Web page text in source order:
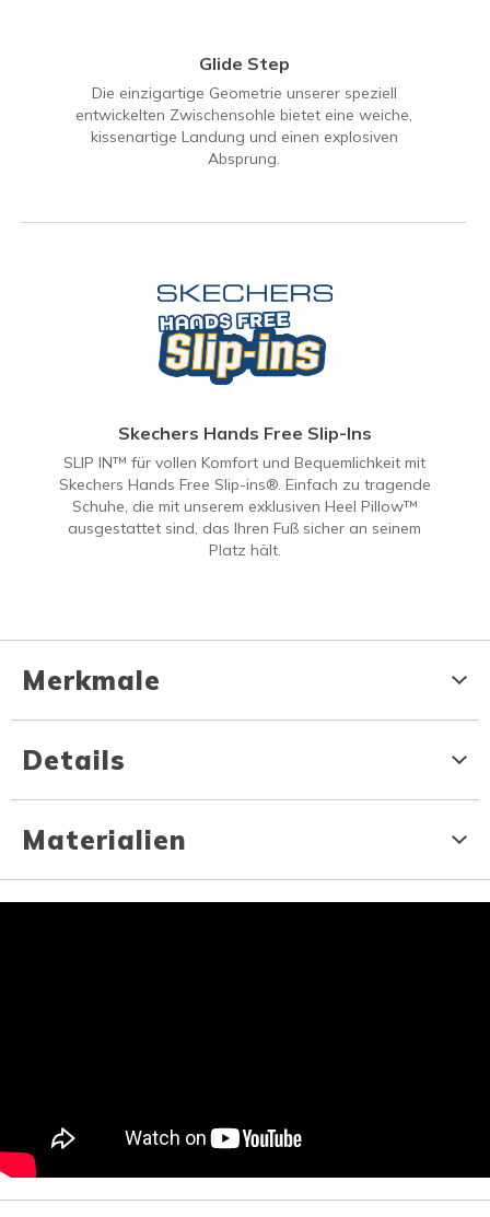
Glide Step
Die einzigartige Geometrie unserer speziell
entwickelten Zwischensohle bietet eine weiche,
kissenartige Landung und einen explosiven
Absprung.
Skechers Hands Free Slip-Ins
SLIP IN™ für vollen Komfort und Bequemlichkeit mit
Skechers Hands Free Slip-ins®. Einfach zu tragende
Schuhe, die mit unserem exklusiven Heel Pillow™
ausgestattet sind, das Ihren Fuß sicher an seinem
Platz hält.
Merkmale
Details
Materialien